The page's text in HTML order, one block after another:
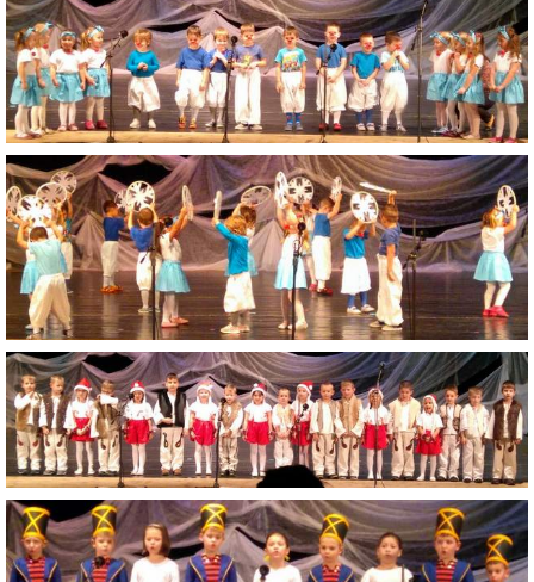
PROJEKTY
ZDRAVÝ ÚSMEV
NADÁCIA TESCO
NADÁCIA VOLKSWAGEN SLOVAKIA
MEMORANDUM DIEŤAŤA
VEREJNÉ OBSTARÁVANIE
EUROROZPRÁVKY
2% Z DANE